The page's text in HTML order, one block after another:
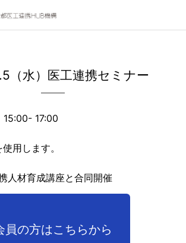
（水）医工連携セミナー
17:00
用します。
人材育成講座と合同開催
員の方はこちらから